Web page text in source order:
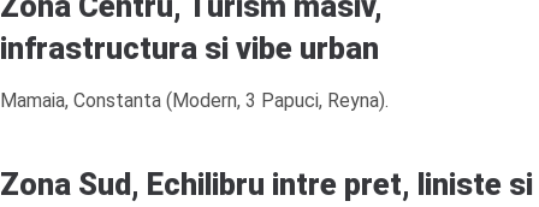
infrastructura si vibe urban
Mamaia, Constanta (Modern, 3 Papuci, Reyna).
Zona Sud, Echilibru intre pret, liniste si